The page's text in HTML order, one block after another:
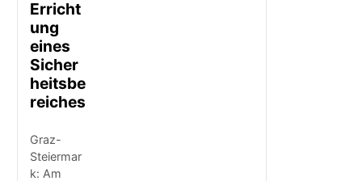
Erricht
ung
eines
Sicher
heitsbe
reiches
Graz-
Steiermar
k: Am